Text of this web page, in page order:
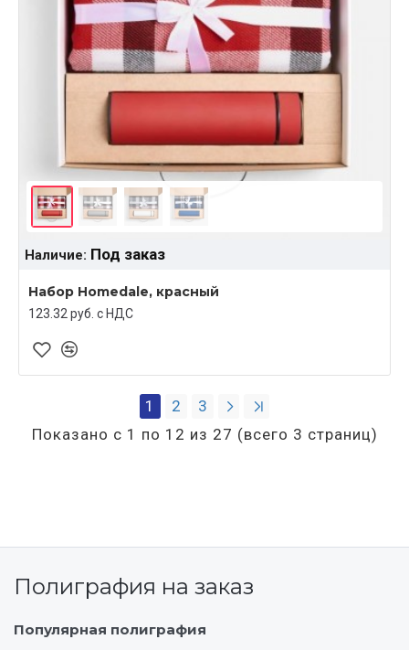
Наличие: Под заказ
Набор Homedale, красный
123.32 руб. c НДС
1 2
3
Показано с 1 по 12 из 27 (всего 3 страниц)
Полиграфия на заказ
Популярная полиграфия